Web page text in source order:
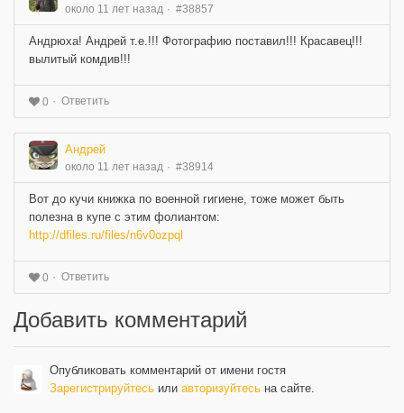
около 11 лет назад #38857
Андрюха! Андрей т.е.!!! Фотографию поставил!!! Красавец!!!
вылитый комдив!!!
0 Ответить
Андрей
около 11 лет назад #38914
Вот до кучи книжка по военной гигиене, тоже может быть
полезна в купе с этим фолиантом:
http://dfiles.ru/files/n6v0ozpql
0 Ответить
Добавить комментарий
Опубликовать комментарий от имени гостя
Зарегистрируйтесь или авторизуйтесь на сайте.